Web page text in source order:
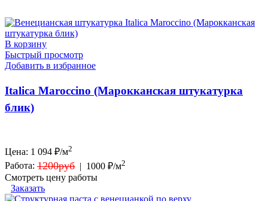
В корзину
Быстрый просмотр
Добавить в избранное
Italica Maroccino (Марокканская штукатурка
блик)
Цена: 1 094 ₽/м2
Работа: 1200руб | 1000 ₽/м2
Смотреть цену работы
Заказать